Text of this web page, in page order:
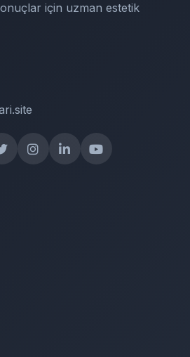
için uzman estetik